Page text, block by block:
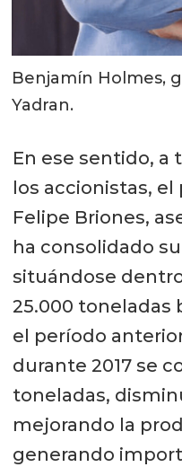
Benjamín Holmes,
Yadran.
En ese sentido, a
los accionistas, el
Felipe Briones,
ha consolidado
situándose
25.000 toneladas
el período
durante 2017 se
toneladas,
mejorando la
generando